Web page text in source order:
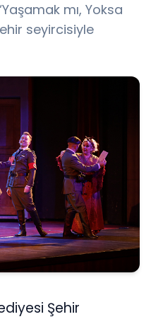
mı, Yoksa
seyircisiyle
Şehir